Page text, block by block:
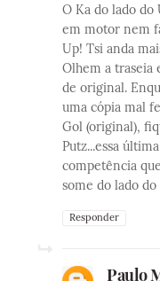
O Ka do lado
em motor nem
Up! Tsi anda
Olhem a traseia
de original.
uma cópia mal
Gol (original),
Putz...essa
competência
some do lado do
Responder
Paulo